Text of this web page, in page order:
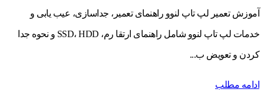
آموزش تعمیر لپ تاپ لنوو راهنمای تعمیر، جداسازی، عیب یابی و
خدمات لپ تاپ لنوو شامل راهنمای ارتقا رم، SSD، HDD و نحوه جدا
کردن و تعویض ب...
ادامه مطلب